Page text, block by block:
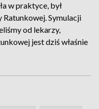
w praktyce, był
Symulacji
od lekarzy,
jest dziś właśnie